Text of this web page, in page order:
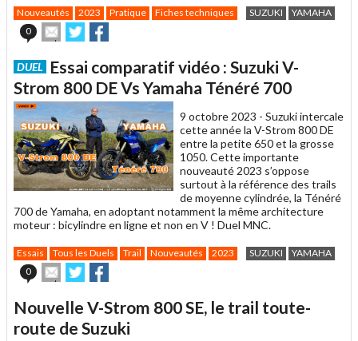
Nouveautés 2023 Pratique Fiches techniques SUZUKI
YAMAHA
0
Envoyer
cet
à
un
ami
Partager
sur sur
DUEL
Essai comparatif vidéo : Suzuki V-
Strom 800 DE Vs Yamaha Ténéré 700
9 octobre 2023 - Suzuki intercale
cette année la V-Strom 800 DE
entre la petite 650 et la grosse
1050. Cette importante
nouveauté 2023 s’oppose
surtout à la référence des trails
de moyenne cylindrée, la Ténéré
700 de Yamaha, en adoptant notamment la même architecture
moteur : bicylindre en ligne et non en V ! Duel MNC.
Essais Tous les Duels Trail Nouveautés 2023 SUZUKI
YAMAHA
0
Envoyer
cet
à
un
ami
Partager
sur sur
Nouvelle V-Strom 800 SE, le trail toute-
route de Suzuki